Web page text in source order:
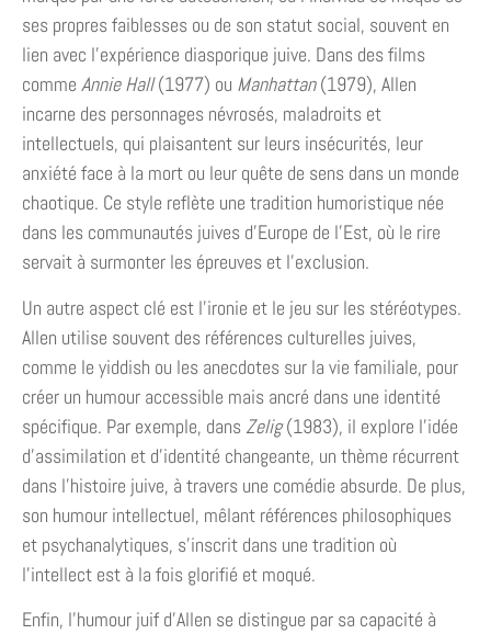
ses propres faiblesses ou de son statut social, souvent en
lien avec l’expérience diasporique juive. Dans des films
comme Annie Hall(1977) ou Manhattan(1979), Allen
incarne des personnages névrosés, maladroits et
intellectuels, qui plaisantent sur leurs insécurités, leur
anxiété face à la mort ou leur quête de sens dans un monde
chaotique. Ce style reflète une tradition humoristique née
dans les communautés juives d’Europe de l’Est, où le rire
servait à surmonter les épreuves et l’exclusion.
Un autre aspect clé est l’ironie et le jeu sur les stéréotypes.
Allen utilise souvent des références culturelles juives,
comme le yiddish ou les anecdotes sur la vie familiale, pour
créer un humour accessible mais ancré dans une identité
spécifique. Par exemple, dans Zelig(1983), il explore l’idée
d’assimilation et d’identité changeante, un thème récurrent
dans l’histoire juive, à travers une comédie absurde. De plus,
son humour intellectuel, mêlant références philosophiques
et psychanalytiques, s’inscrit dans une tradition où
l’intellect est à la fois glorifié et moqué.
Enfin, l’humour juif d’Allen se distingue par sa capacité à